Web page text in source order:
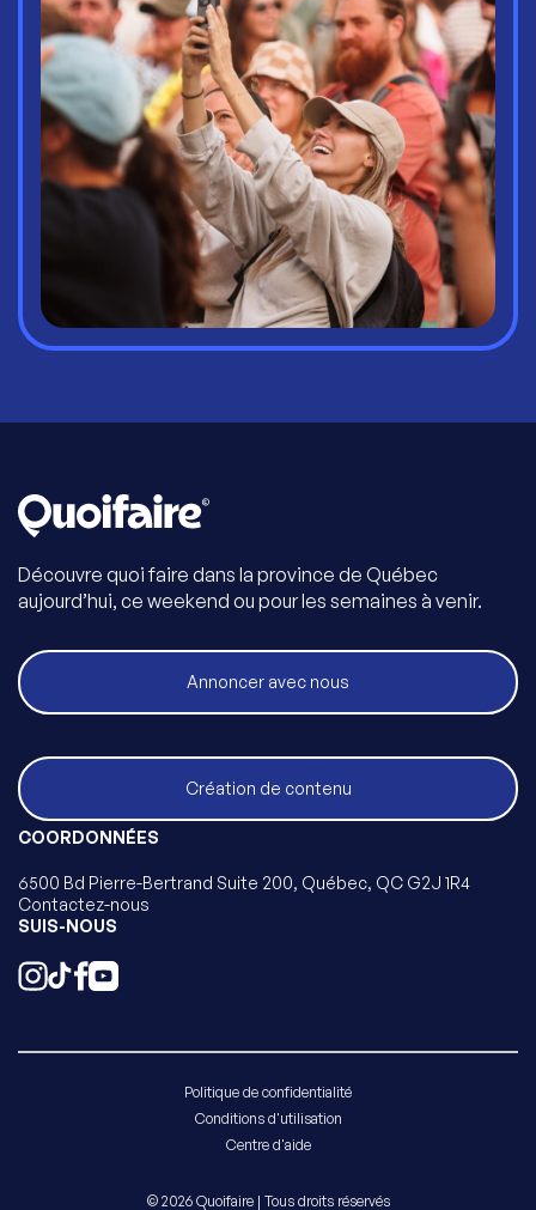
Découvre quoi faire dans la province de Québec
aujourd’hui, ce weekend ou pour les semaines à venir.
Annoncer avec nous
Création de contenu
COORDONNÉES
6500 Bd Pierre-Bertrand Suite 200, Québec, QC G2J 1R4
Contactez-nous
SUIS-NOUS
Politique de confidentialité
Conditions d'utilisation
Centre d'aide
© 2026 Quoifaire | Tous droits réservés